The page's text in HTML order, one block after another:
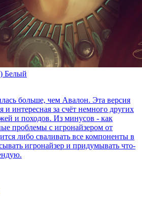
Белый
больше, чем Авалон. Эта версия
и интересная за счёт немного других
и походов. Из минусов - как
проблемы с игронайзером от
либо сваливать все компоненты в
игронайзер и придумывать что-